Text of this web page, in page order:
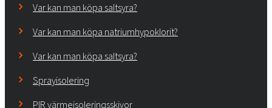
Var kan man köpa saltsyra?
Var kan man köpa natriumhypoklorit?
Var kan man köpa saltsyra?
Sprayisolering
PIR värmeisoleringsskivor